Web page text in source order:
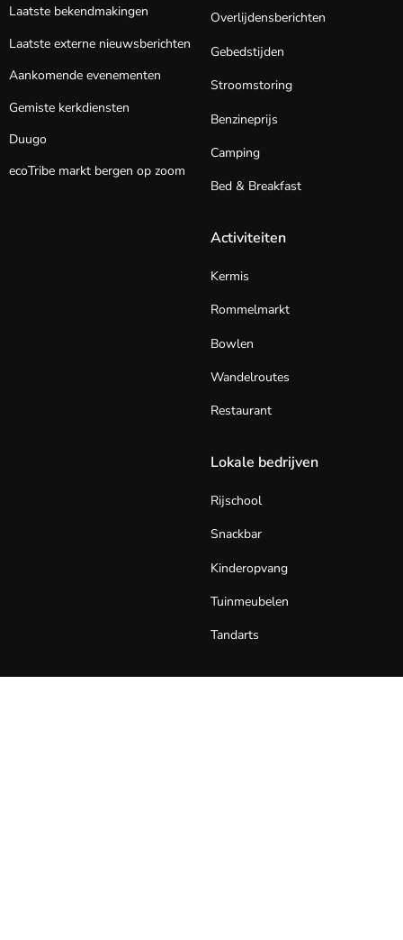
Laatste bekendmakingen
Laatste externe nieuwsberichten
Aankomende evenementen
Gemiste kerkdiensten
Duugo
ecoTribe markt bergen op zoom
Overlijdensberichten
Gebedstijden
Stroomstoring
Benzineprijs
Camping
Bed & Breakfast
Activiteiten
Kermis
Rommelmarkt
Bowlen
Wandelroutes
Restaurant
Lokale bedrijven
Rijschool
Snackbar
Kinderopvang
Tuinmeubelen
Tandarts